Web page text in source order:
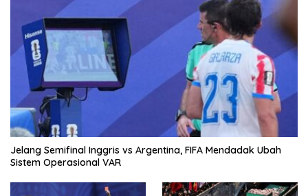
Jelang Semifinal Inggris vs Argentina, FIFA Mendadak Ubah
Sistem Operasional VAR